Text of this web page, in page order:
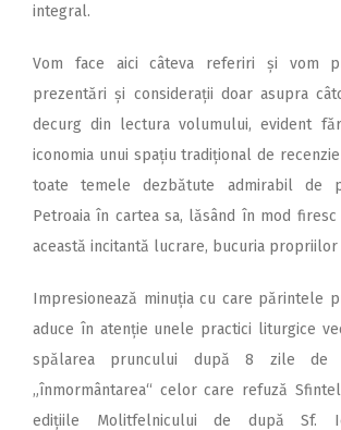
integral.
Vom face aici câteva referiri și vom
prezentări și considerații doar asupra
decurg din lectura volumului, evident
iconomia unui spațiu tradițional de
toate temele dezbătute admirabil de
Petroaia în cartea sa, lăsând în mod
această incitantă lucrare, bucuria
Impresionează minuția cu care părintele
aduce în atenție unele practici liturgice
spălarea pruncului după 8 zile de
„înmormântarea“ celor care refuză
edițiile Molitfelnicului de după Sf.